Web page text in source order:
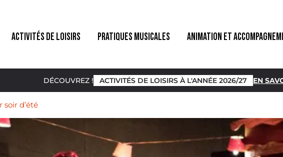
ACTIVITÉS DE LOISIRS PRATIQUES MUSICALES ANIMATION ET
DÉCOUVREZ ! ACTIVITÉS DE LOISIRS À L'ANNÉE 2026/27 EN
d’été